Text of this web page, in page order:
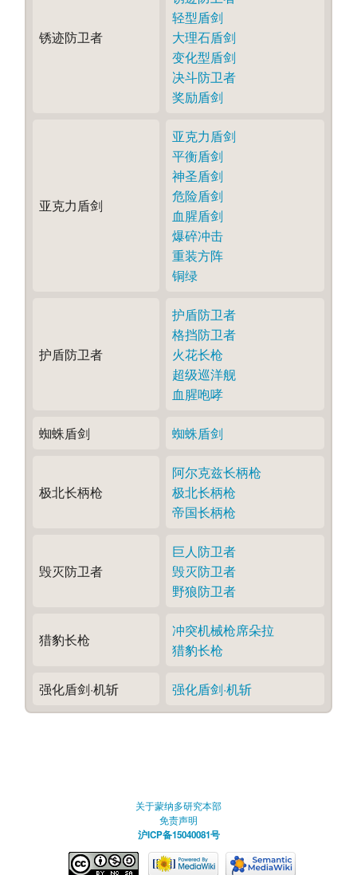
锈迹防卫者
轻型盾剑
大理石盾剑
变化型盾剑
决斗防卫者
奖励盾剑
亚克力盾剑
亚克力盾剑
平衡盾剑
神圣盾剑
危险盾剑
血腥盾剑
爆碎冲击
重装方阵
铜绿
护盾防卫者
护盾防卫者
格挡防卫者
火花长枪
超级巡洋舰
血腥咆哮
蜘蛛盾剑 蜘蛛盾剑
极北长柄枪
阿尔克兹长柄枪
极北长柄枪
帝国长柄枪
毁灭防卫者
巨人防卫者
毁灭防卫者
野狼防卫者
猎豹长枪
冲突机械枪席朵拉
猎豹长枪
强化盾剑·机斩 强化盾剑·机斩
关于蒙纳多研究本部
免责声明
沪ICP备15040081号